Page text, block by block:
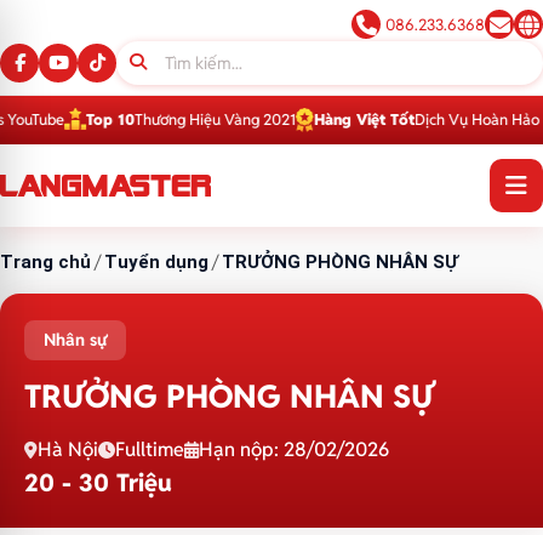
086.233.6368
Top 10Thương Hiệu Vàng 2021 Hàng Việt TốtDịch Vụ Hoàn Hảo 2016
Trang chủ /Tuyển dụng/TRƯỞNG PHÒNG NHÂN SỰ
Nhân sự
TRƯỞNG PHÒNG NHÂN SỰ
Hà Nội Fulltime Hạn nộp: 28/02/2026
20 - 30 Triệu